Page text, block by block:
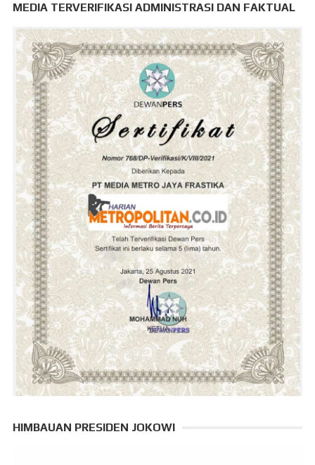
MEDIA TERVERIFIKASI ADMINISTRASI DAN FAKTUAL
HIMBAUAN PRESIDEN JOKOWI